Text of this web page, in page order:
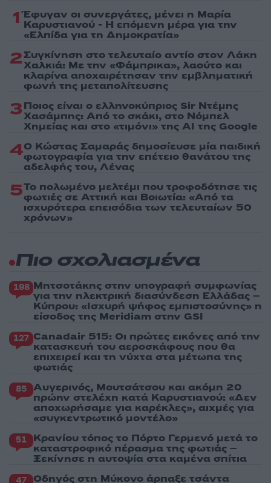
1 Έφυγαν οι συνεργάτες, μένει η Μαρία
Καρυστιανού - Η επόμενη μέρα για την
«Ελπίδα για τη Δημοκρατία»
2Συγκίνηση στο τελευταίο αντίο στον Λάκη
Χαλκιά: Με την «Φάμπρικα», λαούτο και
κλαρίνα αποχαιρέτησαν την εμβληματική
φωνή της μεταπολίτευσης
3Ποιος είναι ο ελληνοκύπριος Sir Ντέμης
Χασάμπης: Από το σκάκι, στο Νόμπελ
Χημείας και στο «τιμόνι» της AI της Google
4Ο Κώστας Σαμαράς δημοσίευσε μία παιδική
φωτογραφία για την επέτειο θανάτου της
αδελφής του, Λένας
5Το πολωμένο μελτέμι που τροφοδότησε τις
φωτιές σε Αττική και Βοιωτία: «Από τα
ισχυρότερα επεισόδια των τελευταίων 50
χρόνων»
Πιο σχολιασμένα
198 Μητσοτάκης στην υπογραφή συμφωνίας
για την ηλεκτρική διασύνδεση Ελλάδας –
Κύπρου: «Ισχυρή ψήφος εμπιστοσύνης» η
είσοδος της Meridiam στην GSI
127 Canadair 515: Οι πρώτες εικόνες από την
κατασκευή του αεροσκάφους που θα
επιχειρεί και τη νύχτα στα μέτωπα της
φωτιάς
85 Αυγερινός, Μουτσάτσου και ακόμη 20
πρώην στελέχη κατά Καρυστιανού: «Δεν
αποχωρήσαμε για καρέκλες», αιχμές για
«συγκεντρωτικό μοντέλο»
51 Κρανίου τόπος το Πόρτο Γερμενό μετά το
καταστροφικό πέρασμα της φωτιάς –
Ξεκίνησε η αυτοψία στα καμένα σπίτια
47 Οδηγός στη Μύκονο άρπαξε τσάντα